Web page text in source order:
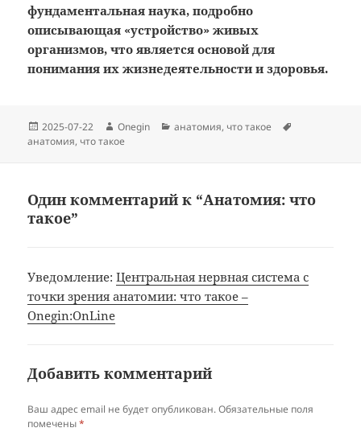
фундаментальная наука, подробно
описывающая «устройство» живых
организмов, что является основой для
понимания их жизнедеятельности и здоровья.
Опубликовано
2025-07-22 Автор
Onegin Рубрики
анатомия, что такое
анатомия, что такое
Один комментарий к “Анатомия: что
такое”
Уведомление:Центральная нервная система с
точки зрения анатомии: что такое –
Onegin:OnLine
Добавить комментарий
Ваш адрес email не будет опубликован. Обязательные поля
помечены*